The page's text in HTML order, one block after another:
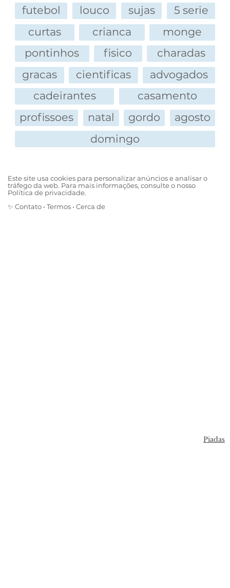
futebol
louco sujas
5 serie
curtas
crianca
monge
pontinhos
fisico
charadas
gracas
cientificas
advogados
cadeirantes
casamento
profissoes
natal gordo
agosto
domingo
Piadas
Este site usa cookies para personalizar anúncios e analisar o
tráfego da web. Para mais informações, consulte o nosso
Política de privacidade.
✨ Contato • Termos • Cerca de